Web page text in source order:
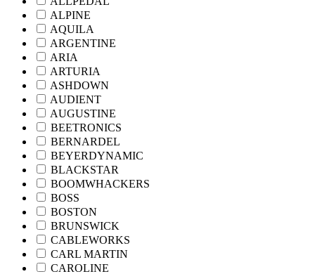
ALPINE
AQUILA
ARGENTINE
ARIA
ARTURIA
ASHDOWN
AUDIENT
AUGUSTINE
BEETRONICS
BERNARDEL
BEYERDYNAMIC
BLACKSTAR
BOOMWHACKERS
BOSS
BOSTON
BRUNSWICK
CABLEWORKS
CARL MARTIN
CAROLINE